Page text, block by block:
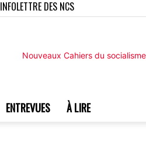
INFOLETTRE DES NCS
ENTREVUES À LIRE